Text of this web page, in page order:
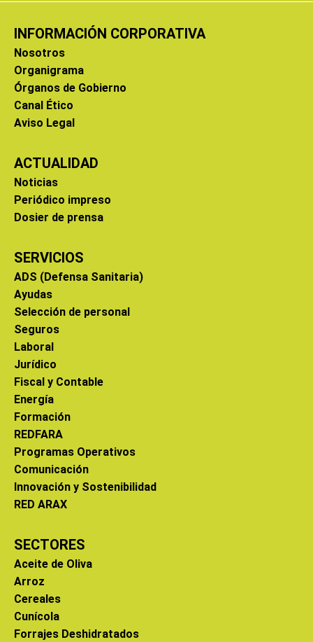
INFORMACIÓN CORPORATIVA
Nosotros
Organigrama
Órganos de Gobierno
Canal Ético
Aviso Legal
ACTUALIDAD
Noticias
Periódico impreso
Dosier de prensa
SERVICIOS
ADS (Defensa Sanitaria)
Ayudas
Selección de personal
Seguros
Laboral
Jurídico
Fiscal y Contable
Energía
Formación
REDFARA
Programas Operativos
Comunicación
Innovación y Sostenibilidad
RED ARAX
SECTORES
Aceite de Oliva
Arroz
Cereales
Cunícola
Forrajes Deshidratados